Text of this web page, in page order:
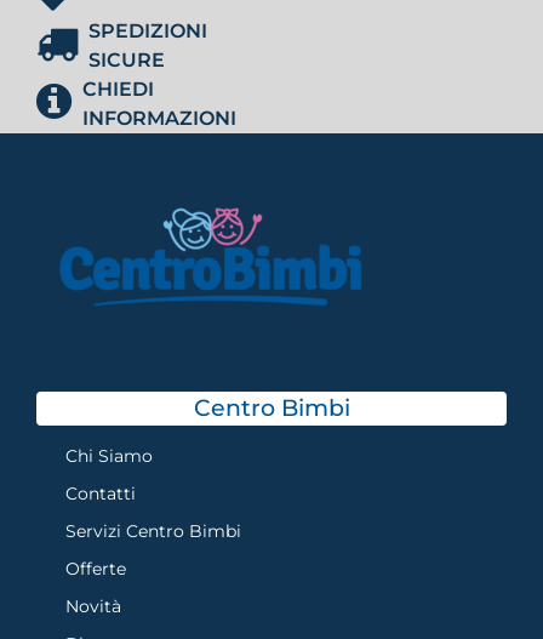
SPEDIZIONI
SICURE
CHIEDI
INFORMAZIONI
Centro Bimbi
Chi Siamo
Contatti
Servizi Centro Bimbi
Offerte
Novità